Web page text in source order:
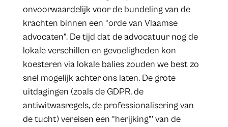
onvoorwaardelijk voor de bundeling van de
krachten binnen een “orde van Vlaamse
advocaten”. De tijd dat de advocatuur nog de
lokale verschillen en gevoeligheden kon
koesteren via lokale balies zouden we best zo
snel mogelijk achter ons laten. De grote
uitdagingen (zoals de GDPR, de
antiwitwasregels, de professionalisering van
de tucht) vereisen een “herijking”’ van de